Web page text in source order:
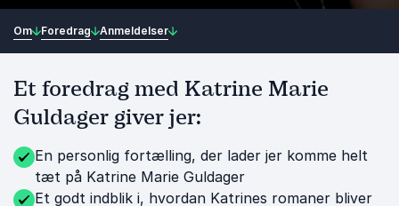
Om Foredrag Anmeldelser
Et foredrag med Katrine Marie
Guldager giver jer:
En personlig fortælling, der lader jer komme helt
tæt på Katrine Marie Guldager
Et godt indblik i, hvordan Katrines romaner bliver